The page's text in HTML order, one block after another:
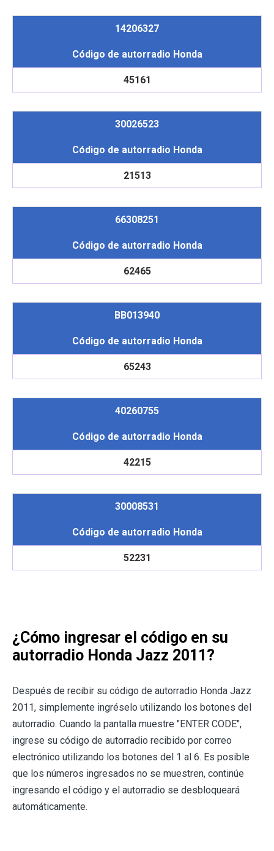
14206327
Código de autorradio Honda
45161
30026523
Código de autorradio Honda
21513
66308251
Código de autorradio Honda
62465
BB013940
Código de autorradio Honda
65243
40260755
Código de autorradio Honda
42215
30008531
Código de autorradio Honda
52231
¿Cómo ingresar el código en su
autorradio Honda Jazz 2011?
Después de recibir su código de autorradio Honda Jazz
2011, simplemente ingréselo utilizando los botones del
autorradio. Cuando la pantalla muestre "ENTER CODE",
ingrese su código de autorradio recibido por correo
electrónico utilizando los botones del 1 al 6. Es posible
que los números ingresados no se muestren, continúe
ingresando el código y el autorradio se desbloqueará
automáticamente.